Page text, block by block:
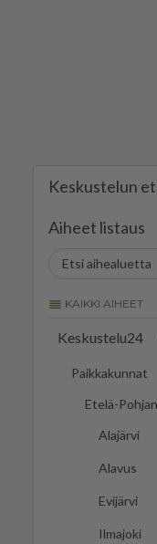
Keskustelun
Aiheet listaus
KAIKKI AIHEET
Keskustelu24
Paikkakunnat
Etelä-
Alajärvi
Alavus
Evijärvi
Ilmajoki